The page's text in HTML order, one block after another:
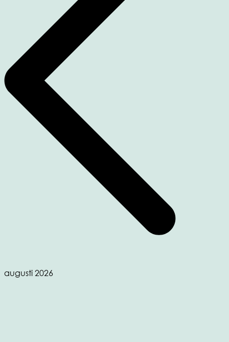
augusti 2026